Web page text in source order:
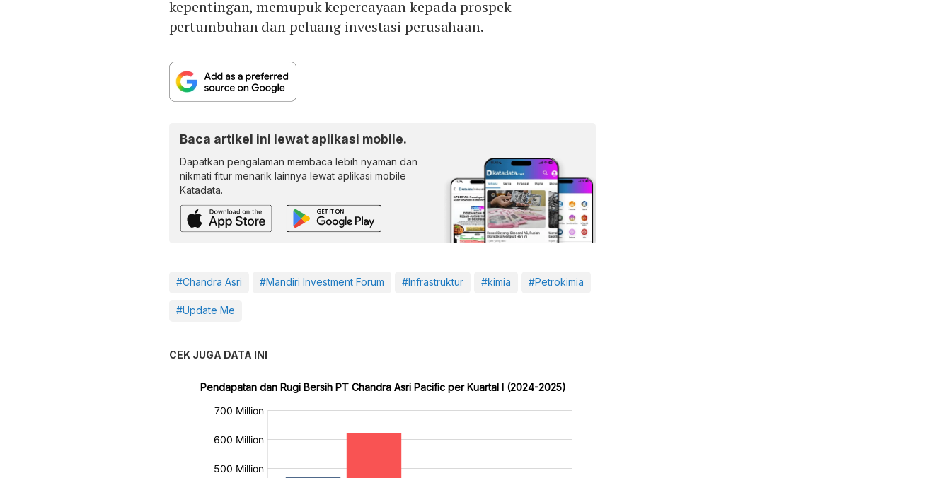
kepentingan, memupuk kepercayaan kepada prospek
pertumbuhan dan peluang investasi perusahaan.
Baca artikel ini lewat aplikasi mobile.
Dapatkan pengalaman membaca lebih nyaman dan
nikmati fitur menarik lainnya lewat aplikasi mobile
Katadata.
#Chandra Asri #Mandiri Investment Forum #Infrastruktur #kimia #Petrokimia
#Update Me
CEK JUGA DATA INI